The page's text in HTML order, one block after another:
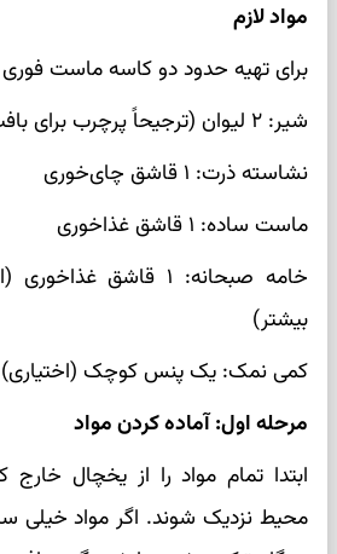
مواد لازم
برای تهیه حدود دو کاسه ماست فوری
شیر: ۲ لیوان (ترجیحاً پرچرب برای بافت بهتر)
نشاسته ذرت: ۱ قاشق چای‌خوری
ماست ساده: ۱ قاشق غذاخوری
خامه صبحانه: ۱ قاشق
بیشتر)
کمی نمک: یک پنس کوچک (اختیاری)
مرحله اول: آماده کردن مواد
ابتدا تمام مواد را از یخچال
محیط نزدیک شوند. اگر مواد خیلی